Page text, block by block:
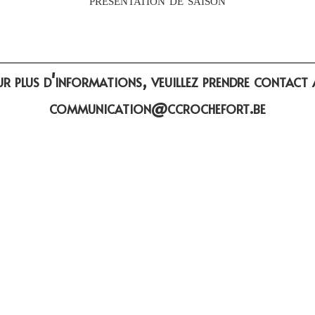
plus d'informations, veuillez prendre contact
communication@ccrochefort.be